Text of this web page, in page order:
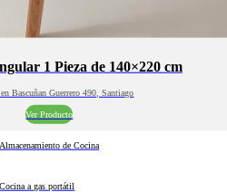
1 Pieza de 140×220 cm
Bascuñan Guerrero 490, Santiago
Ver Producto
Almacenamiento de Cocina
Cocina a gas portátil